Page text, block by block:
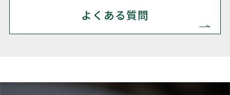
よくある質問